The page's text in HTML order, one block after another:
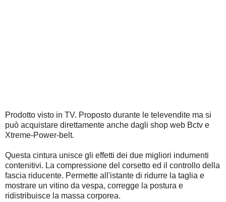
Prodotto visto in TV. Proposto durante le televendite ma si
può acquistare direttamente anche dagli shop web Bctv e
Xtreme-Power-belt.
Questa cintura unisce gli effetti dei due migliori indumenti
contenitivi. La compressione del corsetto ed il controllo della
fascia riducente. Permette all'istante di ridurre la taglia e
mostrare un vitino da vespa, corregge la postura e
ridistribuisce la massa corporea.